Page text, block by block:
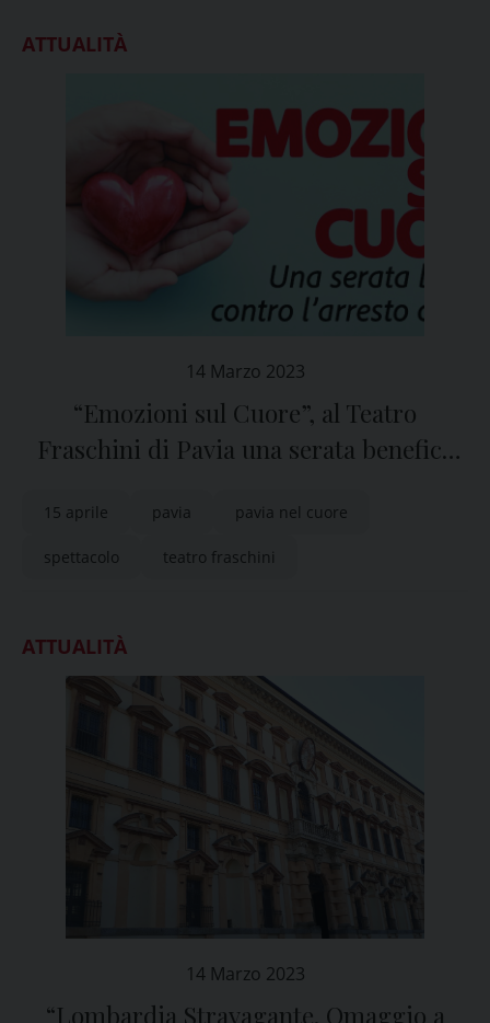
ATTUALITÀ
14 Marzo 2023
“Emozioni sul Cuore”, al Teatro
Fraschini di Pavia una serata benefica
15 aprile pavia pavia nel cuore
spettacolo teatro fraschini
ATTUALITÀ
14 Marzo 2023
“Lombardia Stravagante. Omaggio a